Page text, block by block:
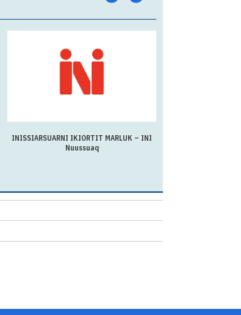
INISSIARSUARNI IKIORTIT MARLUK – INI
Nuussuaq